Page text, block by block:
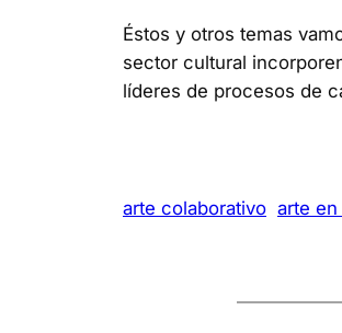
Éstos y otros temas
sector cultural
líderes de procesos de
arte colaborativo arte